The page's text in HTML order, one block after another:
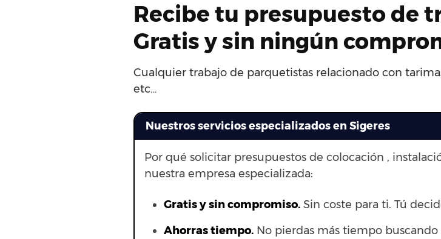
Recibe tu presupuesto de
Gratis y sin ningún
Cualquier trabajo de parquetistas relacionado con
etc…
Nuestros servicios especializados en Sigeres
Por qué solicitar presupuestos de colocación ,
nuestra empresa especializada:
Gratis y sin compromiso. Sin coste para ti. Tú
Ahorras tiempo. No pierdas más tiempo buscando